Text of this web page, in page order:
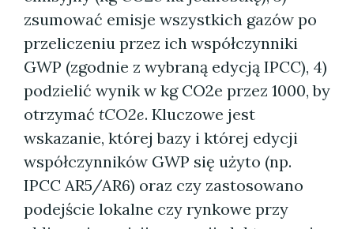
zsumować emisje wszystkich gazów po
przeliczeniu przez ich współczynniki
GWP (zgodnie z wybraną edycją IPCC), 4)
podzielić wynik w kg CO2e przez 1000, by
otrzymać tCO2e. Kluczowe jest
wskazanie, której bazy i której edycji
współczynników GWP się użyto (np.
IPCC AR5/AR6) oraz czy zastosowano
podejście lokalne czy rynkowe przy